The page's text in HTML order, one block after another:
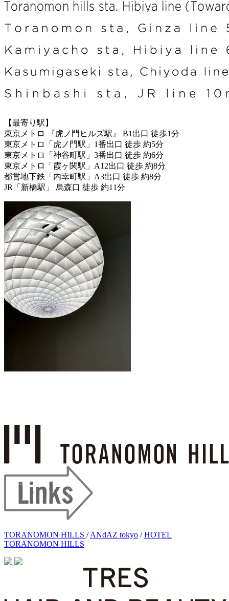
【最寄り駅】
東京メトロ 『虎ノ門ヒルズ駅』 B1出口 徒歩1分
東京メトロ「虎ノ門駅」1番出口 徒歩 約5分
東京メトロ「神谷町駅」3番出口 徒歩 約6分
東京メトロ「霞ヶ関駅」A12出口 徒歩 約8分
都営地下鉄「内幸町駅」A3出口 徒歩 約8分
JR「新橋駅」 烏森口 徒歩 約11分
TORANOMON HILLS /ANdAZ tokyo /HOTEL
TORANOMON HILLS